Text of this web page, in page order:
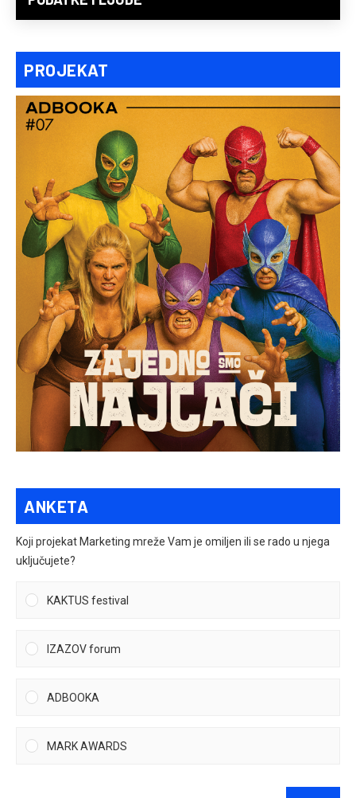
PROJEKAT
ANKETA
Koji projekat Marketing mreže Vam je omiljen ili se rado u njega
uključujete?
KAKTUS festival
IZAZOV forum
ADBOOKA
MARK AWARDS